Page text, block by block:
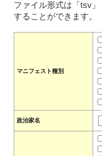
ファイル形式は「tsv
することができます。
マニフェスト種別
政治家名